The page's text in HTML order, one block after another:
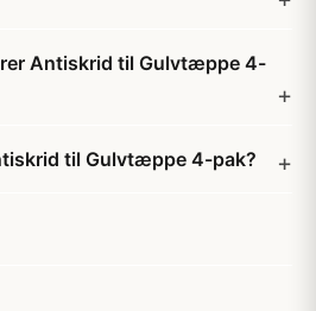
Antiskrid til Gulvtæppe 4-
til Gulvtæppe 4-pak?